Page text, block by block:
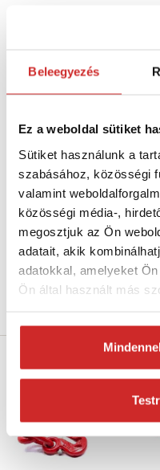
Beleegyezés
Ez a weboldal sütiket
Sütiket használunk a
szabásához, közösségi
valamint
közösségi média-,
megosztjuk az Ön
adatait, akik
adatokkal, amelyeket
Ön által használt más
EU SELECT Racsnis feszítő H-H
21 326 Ft
Teherbírás (T): 6,3 T
Méret (mm): 10 mm
Felületkezelés: piros lakk
Nincs készleten